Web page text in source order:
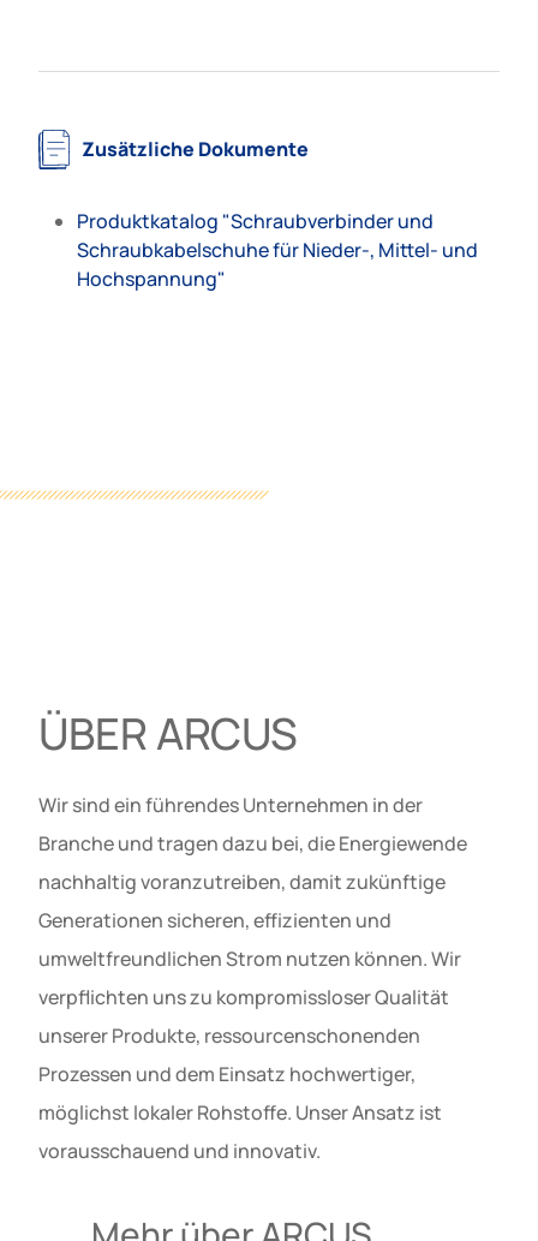
Zusätzliche Dokumente
Produktkatalog "Schraubverbinder und
Schraubkabelschuhe für Nieder-, Mittel- und
Hochspannung"
ÜBER ARCUS
Wir sind ein führendes Unternehmen in der
Branche und tragen dazu bei, die Energiewende
nachhaltig voranzutreiben, damit zukünftige
Generationen sicheren, effizienten und
umweltfreundlichen Strom nutzen können. Wir
verpflichten uns zu kompromissloser Qualität
unserer Produkte, ressourcenschonenden
Prozessen und dem Einsatz hochwertiger,
möglichst lokaler Rohstoffe. Unser Ansatz ist
vorausschauend und innovativ.